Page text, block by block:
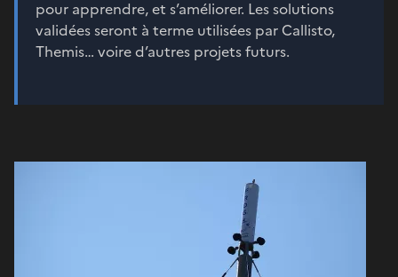
pour apprendre, et s’améliorer. Les solutions
validées seront à terme utilisées par Callisto,
Themis… voire d’autres projets futurs.